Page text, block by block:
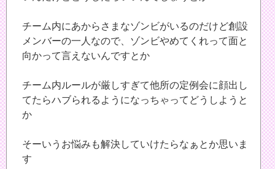
チーム内にあからさまなゾンビがいるのだけど創設
メンバーの一人なので、ゾンビやめてくれって面と
向かって言えないんですとか
チーム内ルールが厳しすぎて他所の定例会に顔出し
てたらハブられるようになっちゃってどうしようと
か
そーいうお悩みも解決していけたらなぁとか思いま
す